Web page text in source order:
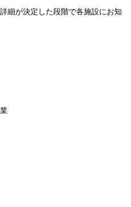
細が決定した段階で各施設にお知